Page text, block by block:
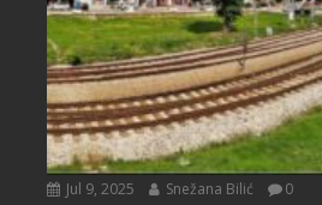
Jul 9, 2025 Snežana Bilić 0